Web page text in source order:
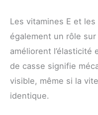
Les vitamines E et
également un rôle
améliorent l’élasticité
de casse signifie
visible, même si la
identique.